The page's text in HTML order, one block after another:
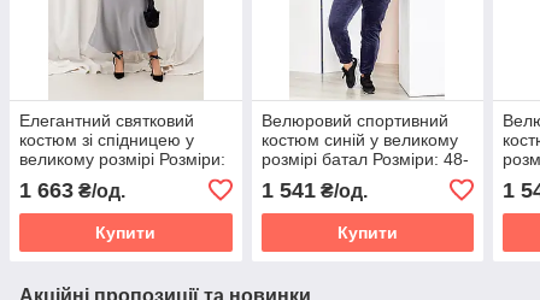
Елегантний святковий
костюм зі спідницею у
великому розмірі Розміри:
46-48, 50-52, 54-56, 58-60,
62-64, 66-68
1 663 ₴/од.
Купити
Велюровий спортивний
костюм синій у великому
розмірі батал Розміри: 48-
64-66, 68-70
1 541₴/од.
Купити
64-
1
Акційні пропозиції та новинки